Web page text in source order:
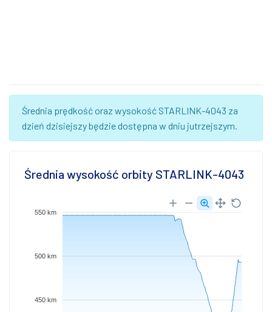
Średnia prędkość oraz wysokość STARLINK-4043 za
dzień dzisiejszy będzie dostępna w dniu jutrzejszym.
Średnia wysokość orbity STARLINK-4043
550 km
500 km
450 km